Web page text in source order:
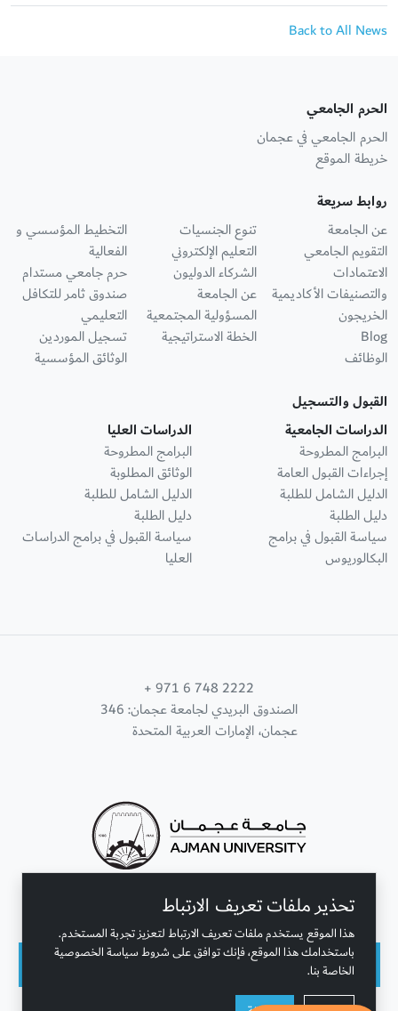
Back to All News
تحذير ملفات تعريف الارتباط
هذا الموقع يستخدم ملفات تعريف الارتباط لتعزيز تجربة المستخدم.
باستخدامك هذا الموقع، فإنك توافق على شروط سياسة الخصوصية
الخاصة بنا.
الحرم الجامعي
الحرم الجامعي في عجمان
خريطة الموقع
روابط سريعة
عن الجامعة
التقويم الجامعي
الاعتمادات
والتصنيفات الأكاديمية
الخريجون
Blog
الوظائف
تنوع الجنسيات
التعليم الإلكتروني
الشركاء الدوليون
عن الجامعة
المسؤولية المجتمعية
الخطة الاستراتيجية
التخطيط المؤسسي و
الفعالية
حرم جامعي مستدام
صندوق ثامر للتكافل
التعليمي
تسجيل الموردين
الوثائق المؤسسية
القبول والتسجيل
الدراسات الجامعية
البرامج المطروحة
إجراءات القبول العامة
الدليل الشامل للطلبة
دليل الطلبة
سياسة القبول في برامج
البكالوريوس
الدراسات العليا
البرامج المطروحة
الوثائق المطلوبة
الدليل الشامل للطلبة
دليل الطلبة
سياسة القبول في برامج الدراسات
العليا
+ 971 6 748 2222
الصندوق البريدي لجامعة عجمان: 346
عجمان، الإمارات العربية المتحدة
تواصل معنا
حقوق النشر محفوظة © جامعة عجمان 2001 - 2026